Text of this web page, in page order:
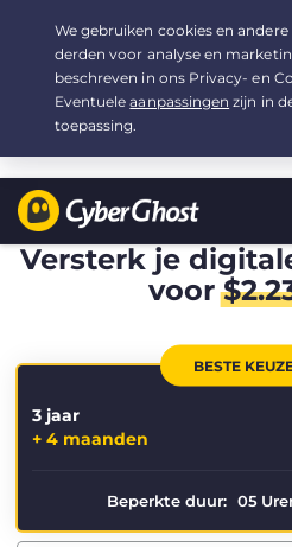
Uw keuze:de beste aanbieding voor
2.23/
Versterk je
voor$
BESTE
3 jaar
+ 4 maanden
Beperkte duur: 05